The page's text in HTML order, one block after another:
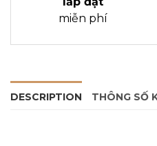
miễn phí
DESCRIPTION THÔNG SỐ